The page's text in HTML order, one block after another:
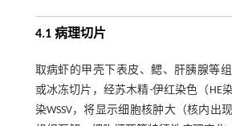
4.1 病理切片
取病虾的甲壳下表皮、鳃、肝胰腺等
或冰冻切片，经苏木精-伊红染色（HE
染WSSV，将显示细胞核肿大（核内出